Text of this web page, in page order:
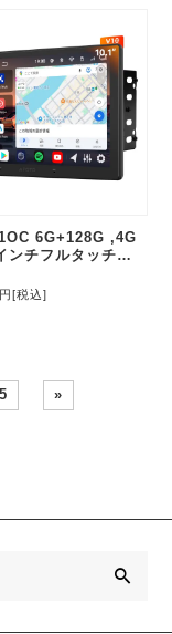
,4G
ンチフルタッチ
円 [税込]
5 »